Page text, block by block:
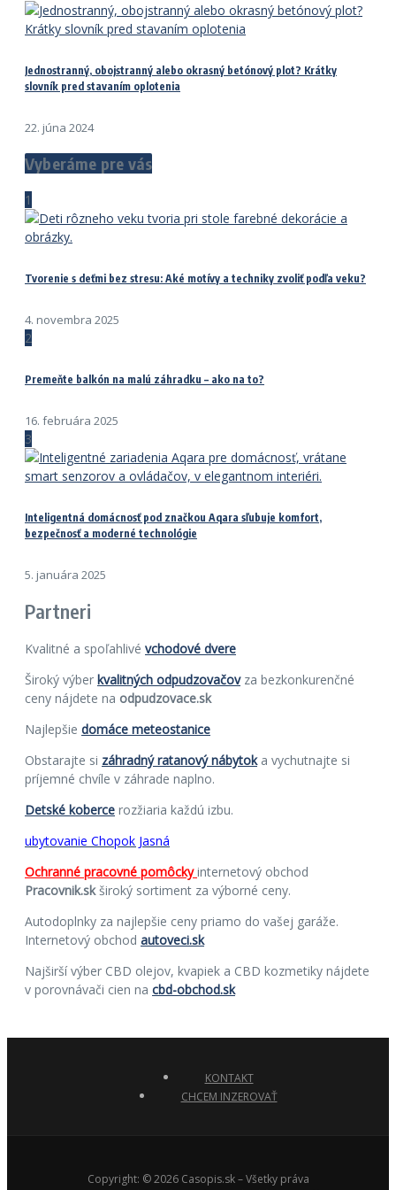
Jednostranný, obojstranný alebo okrasný betónový plot? Krátky
slovník pred stavaním oplotenia
22. júna 2024
Vyberáme pre vás
1
Tvorenie s deťmi bez stresu: Aké motívy a techniky zvoliť podľa veku?
4. novembra 2025
2
Premeňte balkón na malú záhradku – ako na to?
16. februára 2025
3
Inteligentná domácnosť pod značkou Aqara sľubuje komfort,
bezpečnosť a moderné technológie
5. januára 2025
Partneri
Kvalitné a spoľahlivé vchodové dvere
Široký výber kvalitných odpudzovačovza bezkonkurenčné
ceny nájdete na odpudzovace.sk
Najlepšie domáce meteostanice
Obstarajte si záhradný ratanový nábytoka vychutnajte si
príjemné chvíle v záhrade naplno.
Detské koberce rozžiaria každú izbu.
ubytovanie Chopok Jasná
Ochranné pracovné pomôckyinternetový obchod
Pracovnik.skširoký sortiment za výborné ceny.
Autodoplnky za najlepšie ceny priamo do vašej garáže.
Internetový obchod autoveci.sk
Najširší výber CBD olejov, kvapiek a CBD kozmetiky nájdete
v porovnávači cien na cbd-obchod.sk
KONTAKT
CHCEM INZEROVAŤ
Copyright: © 2026 Casopis.sk – Všetky práva